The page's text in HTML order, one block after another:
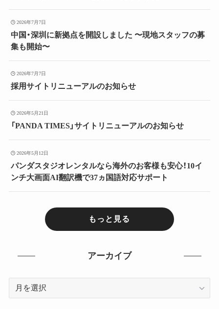
2026年7月7日
中国・深圳に新拠点を開設しました 〜現地スタッフの募
集も開始〜
2026年7月7日
採用サイトリニューアルのお知らせ
2026年5月21日
「PANDA TIMES」サイトリニューアルのお知らせ
2026年5月12日
パンダスタジオレンタルなら海外のお客様も安心！10イ
ンチ大画面AI翻訳機で37ヵ国語対応サポート
もっと見る
アーカイブ